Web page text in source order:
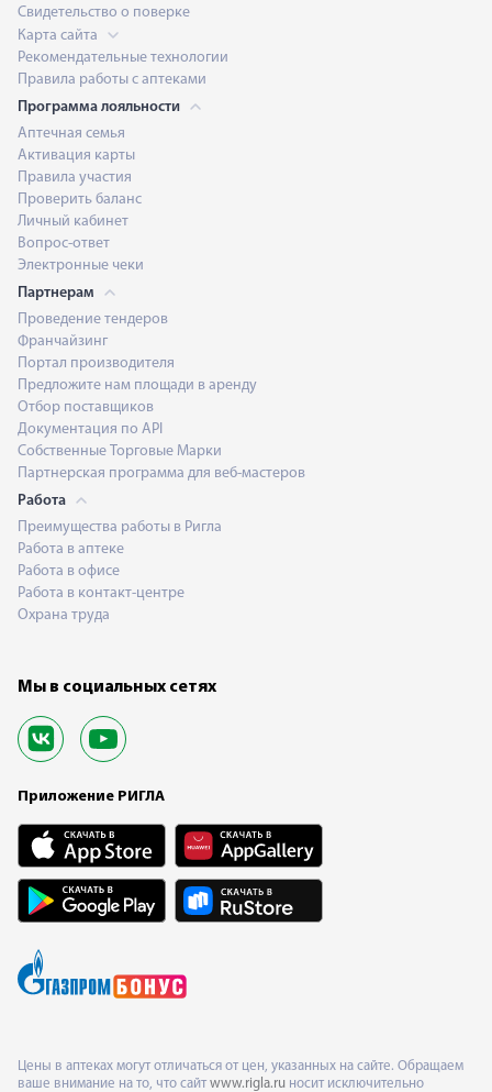
Свидетельство о поверке
Карта сайта
Рекомендательные технологии
Правила работы с аптеками
Программа лояльности
Аптечная семья
Активация карты
Правила участия
Проверить баланс
Личный кабинет
Вопрос-ответ
Электронные чеки
Партнерам
Проведение тендеров
Франчайзинг
Портал производителя
Предложите нам площади в аренду
Отбор поставщиков
Документация по API
Собственные Торговые Марки
Партнерская программа для веб-мастеров
Работа
Преимущества работы в Ригла
Работа в аптеке
Работа в офисе
Работа в контакт-центре
Охрана труда
Мы в социальных сетях
Приложение РИГЛА
Цены в аптеках могут отличаться от цен, указанных на сайте. Обращаем
ваше внимание на то, что сайт www.rigla.ru носит исключительно